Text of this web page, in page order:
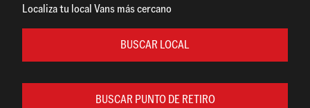
Localiza tu local Vans más cercano
BUSCAR LOCAL
BUSCAR PUNTO DE RETIRO